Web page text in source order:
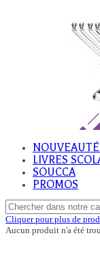
LIVRES
SOUCCA
PROMOS
Cliquer pour plus de
Aucun produit n'a été